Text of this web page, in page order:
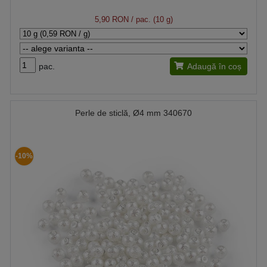
5,90 RON/ pac. (10 g)
pac. Adaugă în coș
Perle de sticlă, Ø4 mm 340670
-10%